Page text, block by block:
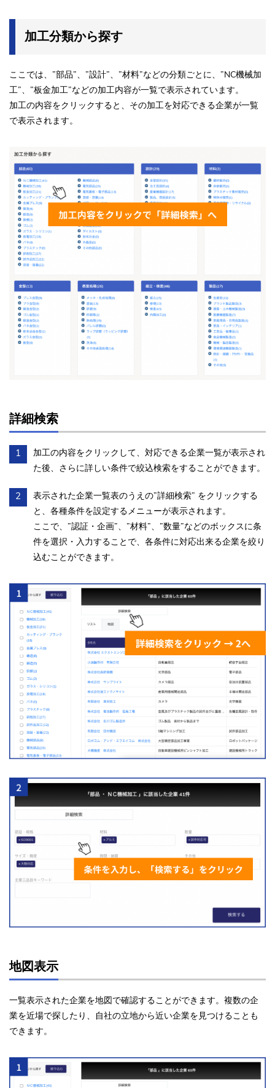
加工分類から探す
ここでは、”部品”、”設計”、”材料”などの分類ごとに、”NC機械加
工”、”板金加工”などの加工内容が一覧で表示されています。
加工の内容をクリックすると、その加工を対応できる企業が一覧
で表示されます。
詳細検索
1
加工の内容をクリックして、対応できる企業一覧が表示され
た後、さらに詳しい条件で絞込検索をすることができます。
2
表示された企業一覧表のうえの”詳細検索” をクリックする
と、各種条件を設定するメニューが表示されます。
ここで、”認証・企画”、”材料”、”数量”などのボックスに条
件を選択・入力することで、各条件に対応出来る企業を絞り
込むことができます。
地図表示
一覧表示された企業を地図で確認することができます。複数の企
業を近場で探したり、自社の立地から近い企業を見つけることも
できます。